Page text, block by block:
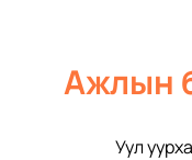
Ажлын
Уул